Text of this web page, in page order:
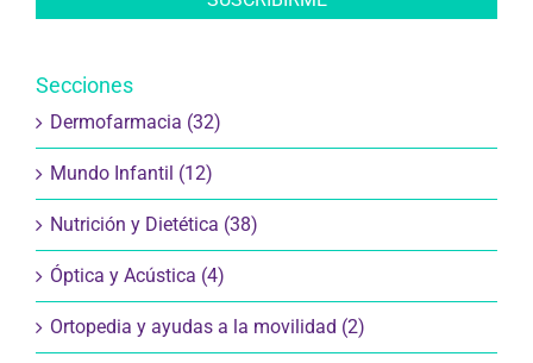
Secciones
Dermofarmacia (32)
Mundo Infantil (12)
Nutrición y Dietética (38)
Óptica y Acústica (4)
Ortopedia y ayudas a la movilidad (2)